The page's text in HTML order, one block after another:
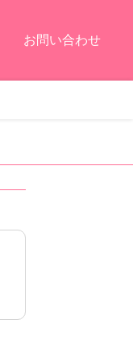
お問い合わせ